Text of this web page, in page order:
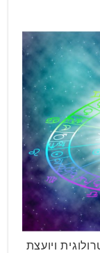
ויועצת